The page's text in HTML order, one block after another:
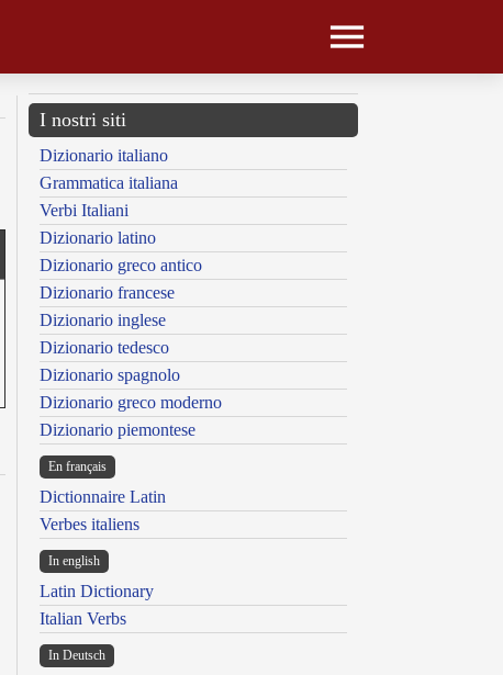
I nostri siti
Dizionario italiano
Grammatica italiana
Verbi Italiani
Dizionario latino
Dizionario greco antico
Dizionario francese
Dizionario inglese
Dizionario tedesco
Dizionario spagnolo
Dizionario greco moderno
Dizionario piemontese
En français
Dictionnaire Latin
Verbes italiens
In english
Latin Dictionary
Italian Verbs
In Deutsch